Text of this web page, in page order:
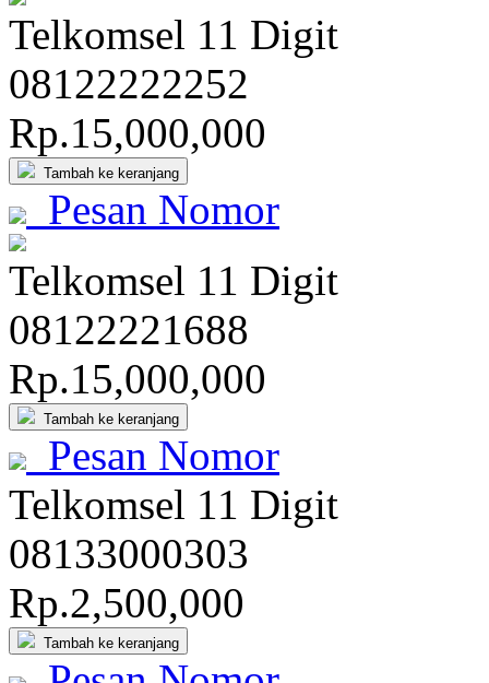
Telkomsel 11 Digit
08122222252
Rp.15,000,000
Tambah ke keranjang
Pesan Nomor
Telkomsel 11 Digit
08122221688
Rp.15,000,000
Tambah ke keranjang
Pesan Nomor
Telkomsel 11 Digit
08133000303
Rp.2,500,000
Tambah ke keranjang